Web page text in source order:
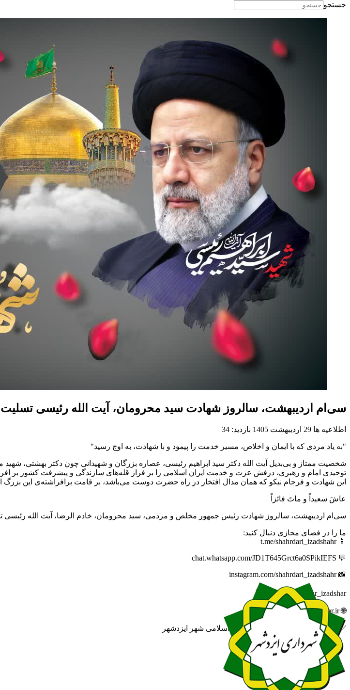
جستجو
سی‌ام اردیبهشت، سالروز شهادت سید محرومان، آیت الله رئیسی تسلیت
اطلاعیه ها 29 ارديبهشت 1405 بازدید: 34
"به یاد مردی که با ایمان و اخلاص، مسیر خدمت را پیمود و با شهادت، به اوج رسید"
شخصیت ممتاز و بی‌بدیل آیت‌ الله دکتر سید ابراهیم رئیسی، عصاره بزرگان و شهیدانی چون دکتر بهشتی،
توحیدی امام و رهبری، درفش عزت و خدمت ایران اسلامی را بر فراز قله‌های سازندگی و پیشرفت کشور بر
این شهادت و فرجام نیکو که همان مدال افتخار در راه حضرت دوست می‌باشد، بر قامت برافراشته‌ی این بزرگ
عاشَ سعیداً و ماتَ فائزاً
سی‌ام اردیبهشت، سالروز شهادت رئیس جمهور مخلص و مردمی، سید محرومان، خادم الرضا، آیت الله رئیسی
ما را در فضای مجازی دنبال کنید:
📱 t.me/shahrdari_izadshahr
💬 chat.whatsapp.com/JD1T645Grct6a0SPikIEFS
📸 instagram.com/shahrdari_izadshahr
🆔 eitaa.com/khabar_izadshar
🌐 izadshahr.ir
✅ روابط عمومی شهرداری و شورای اسلامی شهر ایزدشهر